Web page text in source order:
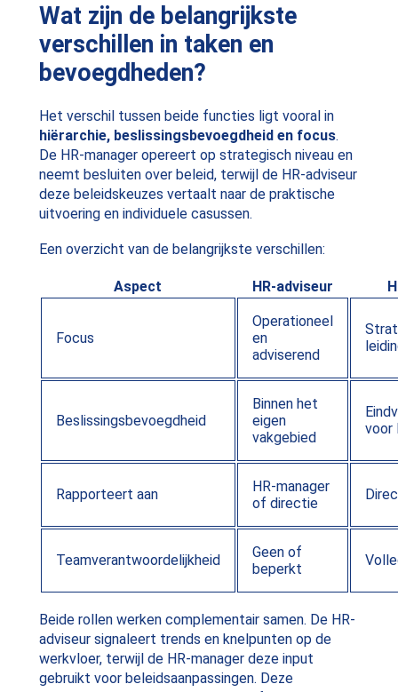
Wat zijn de belangrijkste
verschillen in taken en
bevoegdheden?
Het verschil tussen beide functies ligt vooral in
hiërarchie, beslissingsbevoegdheid en focus.
De HR-manager opereert op strategisch niveau en
neemt besluiten over beleid, terwijl de HR-adviseur
deze beleidskeuzes vertaalt naar de praktische
uitvoering en individuele casussen.
Een overzicht van de belangrijkste verschillen:
Aspect HR-adviseur
Focus
Operationeel
en
adviserend
Beslissingsbevoegdheid
Binnen het
eigen
vakgebied
voor
Rapporteert aan
HR-manager
of directie
Teamverantwoordelijkheid
Geen of
beperkt
Beide rollen werken complementair samen. De HR-
adviseur signaleert trends en knelpunten op de
werkvloer, terwijl de HR-manager deze input
gebruikt voor beleidsaanpassingen. Deze